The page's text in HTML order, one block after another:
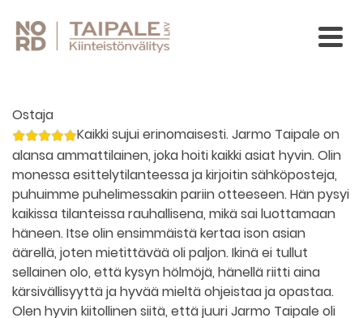
Ostaja
Kaikki sujui erinomaisesti. Jarmo Taipale on
alansa ammattilainen, joka hoiti kaikki asiat hyvin. Olin
monessa esittelytilanteessa ja kirjoitin sähköposteja,
puhuimme puhelimessakin pariin otteeseen. Hän pysyi
kaikissa tilanteissa rauhallisena, mikä sai luottamaan
häneen. Itse olin ensimmäistä kertaa ison asian
äärellä, joten mietittävää oli paljon. Ikinä ei tullut
sellainen olo, että kysyn hölmöjä, hänellä riitti aina
kärsivällisyyttä ja hyvää mieltä ohjeistaa ja opastaa.
Olen hyvin kiitollinen siitä, että juuri Jarmo Taipale oli